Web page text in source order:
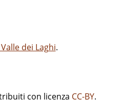
dei Laghi.
con licenza CC-BY.